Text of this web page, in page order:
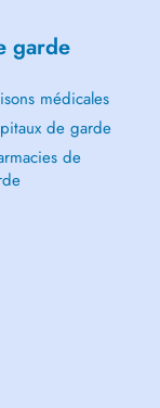
garde
médicales
de garde
de